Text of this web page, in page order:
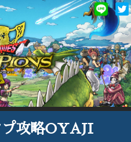
プ攻略OYAJI